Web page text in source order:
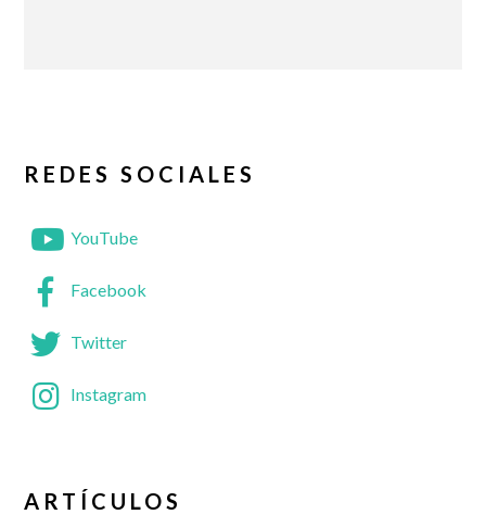
REDES SOCIALES
YouTube
Facebook
Twitter
Instagram
ARTÍCULOS